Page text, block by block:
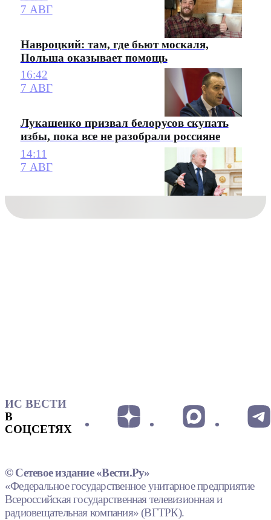
7 АВГ
Навроцкий: там, где бьют москаля,
Польша оказывает помощь
16:42
7 АВГ
Лукашенко призвал белорусов скупать
избы, пока все не разобрали россияне
14:11
7 АВГ
ИС ВЕСТИ
В
СОЦСЕТЯХ
© Сетевое издание «Вести.Ру»
«Федеральное государственное унитарное предприятие
Всероссийская государственная телевизионная и
радиовещательная компания» (ВГТРК).